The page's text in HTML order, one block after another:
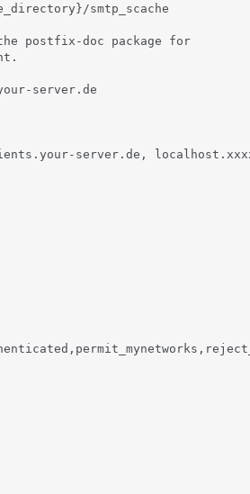
smtp_scache
postfix-doc package for
server.de
server.de,